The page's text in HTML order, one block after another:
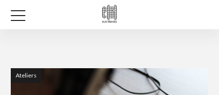
Ateliers